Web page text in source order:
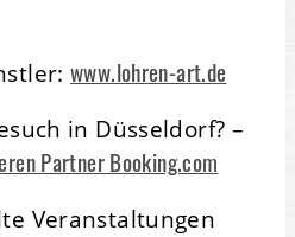
www.lohren-art.de
in Düsseldorf? –
Partner Booking.com
Veranstaltungen